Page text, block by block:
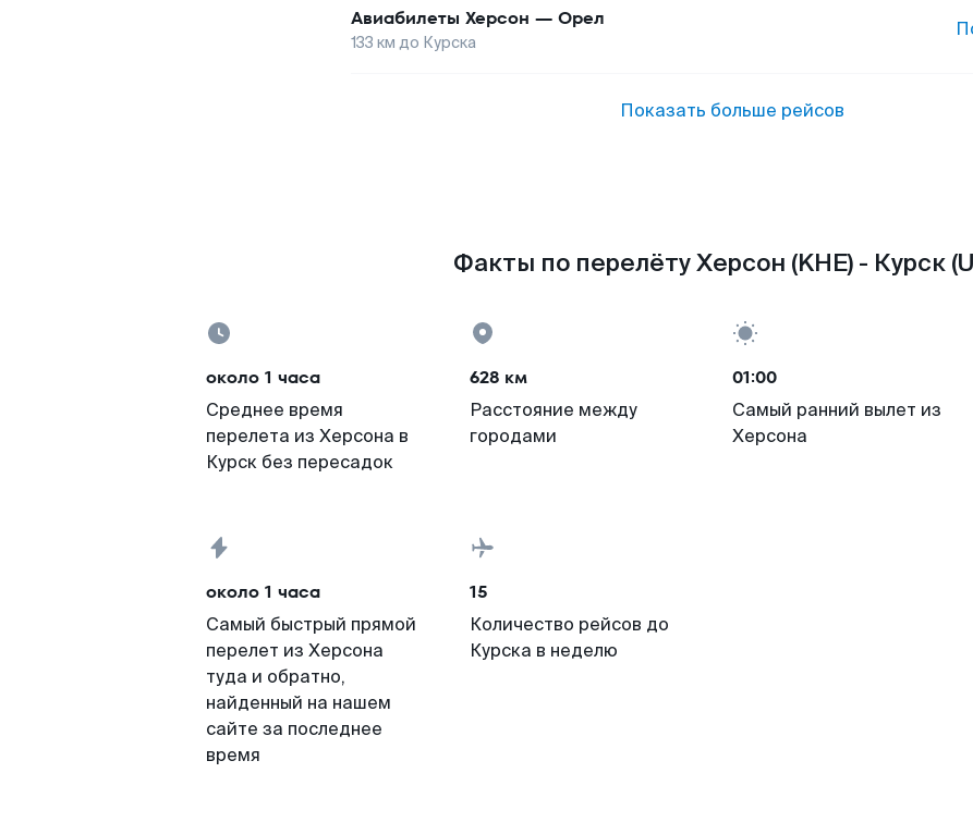
Авиабилеты Херсон — Орел
133 км до Курска
Показать больше рейсов
Факты по перелёту Херсон (KHE) - Курск
около 1 часа
Среднее время
перелета из Херсона в
Курск без пересадок
628 км
Расстояние между
городами
01:00
Самый ранний вылет из
Херсона
около 1 часа
Самый быстрый прямой
перелет из Херсона
туда и обратно,
найденный на нашем
сайте за последнее
время
15
Количество рейсов до
Курска в неделю